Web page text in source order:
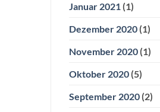
Januar 2021(1)
Dezember 2020(1)
November 2020(1)
Oktober 2020(5)
September 2020(2)